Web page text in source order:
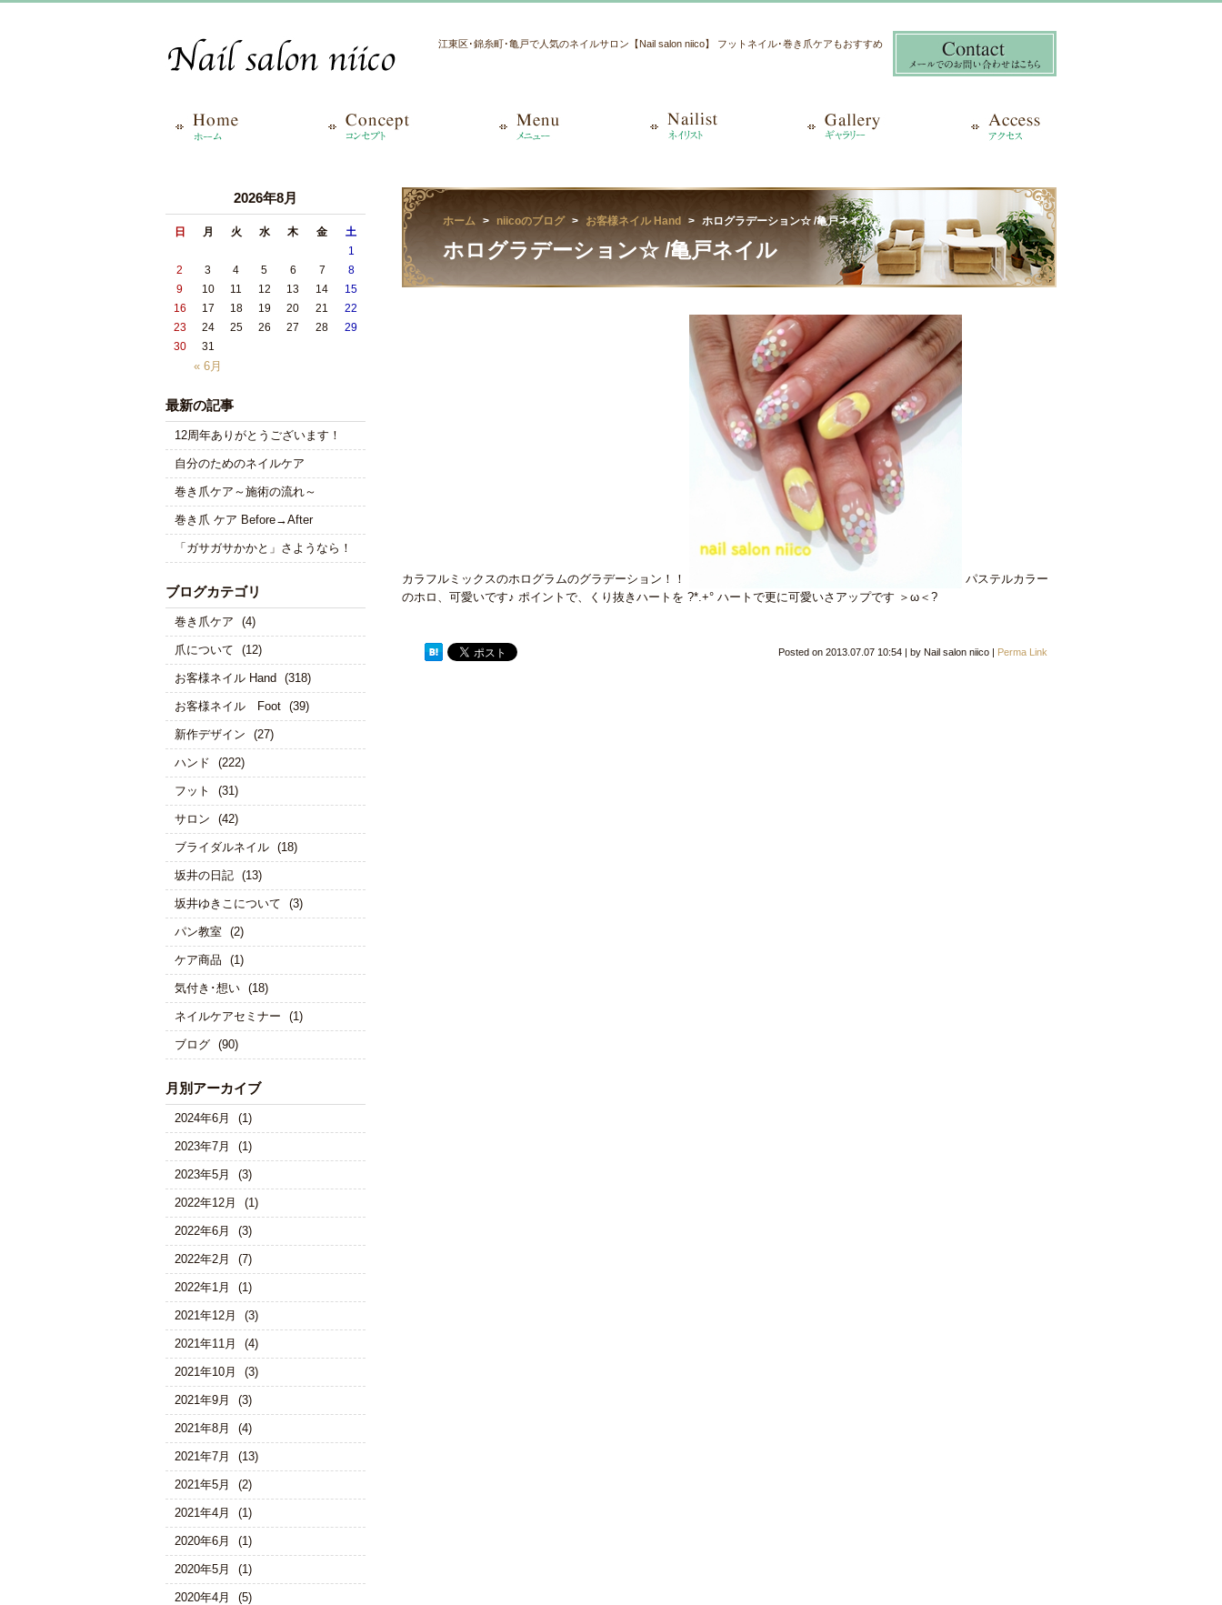
江東区･錦糸町･亀戸で人気のネイルサロン【Nail salon niico】 フットネイル･巻き爪ケアもおすすめ
ホーム niicoのブログ お客様ネイル Hand ホログラデーション☆ /亀戸ネイル
ホログラデーション☆ /亀戸ネイル
カラフルミックスのホログラムのグラデーション！！
パステルカラー
のホロ、可愛いです♪ ポイントで、くり抜きハートを ?*.+° ハートで更に可愛いさアップです ＞ω＜?
Posted on 2013.07.07 10:54 | by Nail salon niico | Perma Link
2026年8月
日 月 火 水 木 金 土
« 6月
1
2
3 4 5 6 7
8
9
10 11 12 13 14
15
16
17 18 19 20 21
22
23
24 25 26 27 28
29
30
31
最新の記事
12周年ありがとうございます！
自分のためのネイルケア
巻き爪ケア～施術の流れ～
巻き爪 ケア Before→After
「ガサガサかかと」さようなら！
ブログカテゴリ
巻き爪ケア (4)
爪について (12)
お客様ネイル Hand (318)
お客様ネイル Foot (39)
新作デザイン (27)
ハンド (222)
フット (31)
サロン (42)
ブライダルネイル (18)
坂井の日記 (13)
坂井ゆきこについて (3)
パン教室 (2)
ケア商品 (1)
気付き･想い (18)
ネイルケアセミナー (1)
ブログ (90)
月別アーカイブ
2024年6月 (1)
2023年7月 (1)
2023年5月 (3)
2022年12月 (1)
2022年6月 (3)
2022年2月 (7)
2022年1月 (1)
2021年12月 (3)
2021年11月 (4)
2021年10月 (3)
2021年9月 (3)
2021年8月 (4)
2021年7月 (13)
2021年5月 (2)
2021年4月 (1)
2020年6月 (1)
2020年5月 (1)
2020年4月 (5)